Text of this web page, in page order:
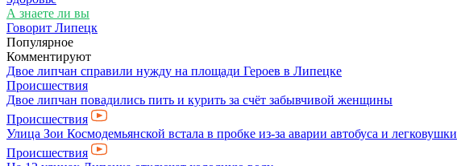
А знаете ли вы
Говорит Липецк
Популярное
Комментируют
Двое липчан справили нужду на площади Героев в Липецке
Происшествия
Двое липчан повадились пить и курить за счёт забывчивой женщины
Происшествия
Улица Зои Космодемьянской встала в пробке из-за аварии автобуса и легковушки
Происшествия